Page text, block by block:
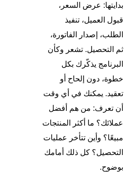
بدايتها: عرض السعر،
قبول العميل، تنفيذ
الطلب، إصدار الفاتورة،
ثم التحصيل. تشعر وكأن
البرنامج يذكّرك بكل
خطوة، دون إلحاح أو
تعقيد. يمكنك في أي وقت
أن تعرف: من هم أفضل
عملائك؟ ما أكثر المنتجات
مبيعًا؟ وأين تتأخر عمليات
التحصيل؟ كل ذلك أمامك
بوضوح.